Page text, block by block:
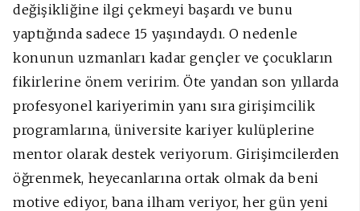
değişikliğine ilgi çekmeyi başardı ve bunu
yaptığında sadece 15 yaşındaydı. O nedenle
konunun uzmanları kadar gençler ve çocukların
fikirlerine önem veririm. Öte yandan son yıllarda
profesyonel kariyerimin yanı sıra girişimcilik
programlarına, üniversite kariyer kulüplerine
mentor olarak destek veriyorum. Girişimcilerden
öğrenmek, heyecanlarına ortak olmak da beni
motive ediyor, bana ilham veriyor, her gün yeni